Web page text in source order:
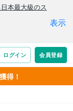
得！